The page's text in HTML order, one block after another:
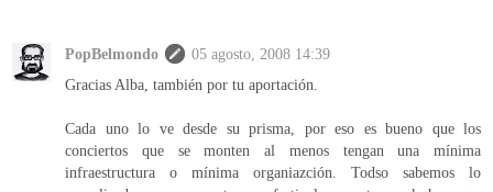
PopBelmondo
05 agosto, 2008 14:39
Gracias Alba, también por tu aportación.
Cada uno lo ve desde su prisma, por eso es bueno que los
conciertos que se monten al menos tengan una mínima
infraestructura o mínima organiazción. Todso sabemos lo